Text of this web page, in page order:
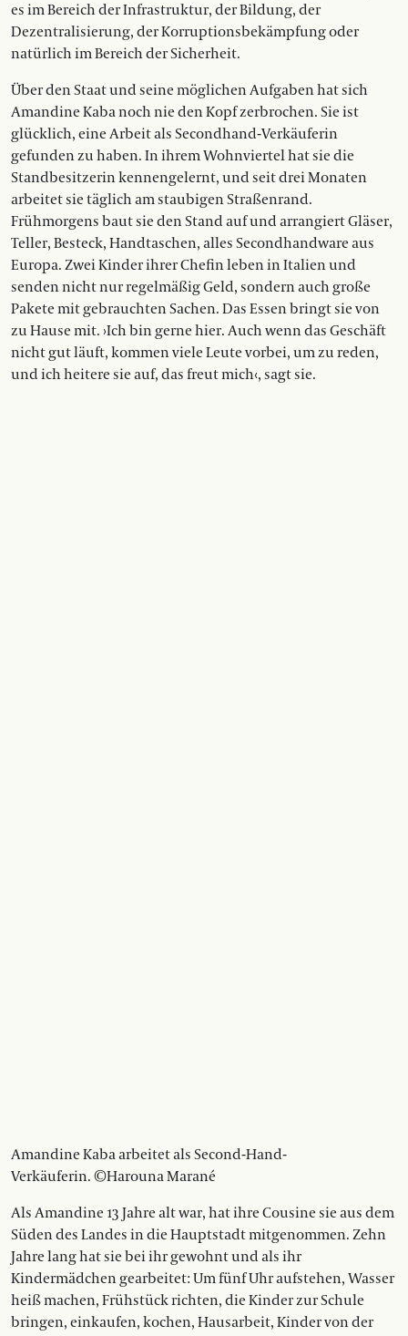
es im Bereich der Infrastruktur, der Bildung, der
Dezentralisierung, der Korruptionsbekämpfung oder
natürlich im Bereich der Sicherheit.
Über den Staat und seine möglichen Aufgaben hat sich
Amandine Kaba noch nie den Kopf zerbrochen. Sie ist
glücklich, eine Arbeit als Secondhand-Verkäuferin
gefunden zu haben. In ihrem Wohnviertel hat sie die
Standbesitzerin kennengelernt, und seit drei Monaten
arbeitet sie täglich am staubigen Straßenrand.
Frühmorgens baut sie den Stand auf und arrangiert Gläser,
Teller, Besteck, Handtaschen, alles Secondhandware aus
Europa. Zwei Kinder ihrer Chefin leben in Italien und
senden nicht nur regelmäßig Geld, sondern auch große
Pakete mit gebrauchten Sachen. Das Essen bringt sie von
zu Hause mit. ›Ich bin gerne hier. Auch wenn das Geschäft
nicht gut läuft, kommen viele Leute vorbei, um zu reden,
und ich heitere sie auf, das freut mich‹, sagt sie.
Amandine Kaba arbeitet als Second-Hand-
Verkäuferin. ©Harouna Marané
Als Amandine 13 Jahre alt war, hat ihre Cousine sie aus dem
Süden des Landes in die Hauptstadt mitgenommen. Zehn
Jahre lang hat sie bei ihr gewohnt und als ihr
Kindermädchen gearbeitet: Um fünf Uhr aufstehen, Wasser
heiß machen, Frühstück richten, die Kinder zur Schule
bringen, einkaufen, kochen, Hausarbeit, Kinder von der